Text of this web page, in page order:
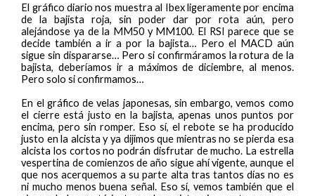
El gráfico diario nos muestra al Ibex ligeramente por encima
de la bajista roja, sin poder dar por rota aún, pero
alejándose ya de la MM50 y MM100. El RSI parece que se
decide también a ir a por la bajista… Pero el MACD aún
sigue sin dispararse… Pero si confirmáramos la rotura de la
bajista, deberíamos ir a máximos de diciembre, al menos.
Pero solo si confirmamos…
En el gráfico de velas japonesas, sin embargo, vemos como
el cierre está justo en la bajista, apenas unos puntos por
encima, pero sin romper. Eso sí, el rebote se ha producido
justo en la alcista y ya dijimos que mientras no se pierda esa
alcista los cortos no podrán disfrutar de mucho. La estrella
vespertina de comienzos de año sigue ahí vigente, aunque el
que nos acerquemos a su parte alta tras tantos días no es
ni mucho menos buena señal. Eso sí, vemos también que el